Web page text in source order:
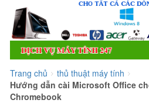
Trang chủ > thủ thuật máy tính >
Hướng dẫn cài Microsoft Office
Chromebook